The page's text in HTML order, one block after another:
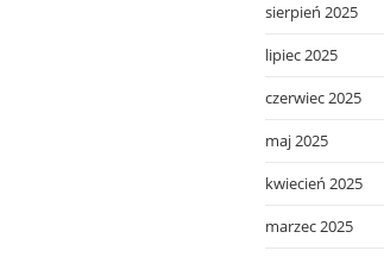
sierpień 2025
lipiec 2025
czerwiec 2025
maj 2025
kwiecień 2025
marzec 2025